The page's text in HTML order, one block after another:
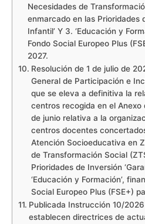
Necesidades de
enmarcado en las Prioridades
Infantil’ Y 3. ‘Educación y
Fondo Social Europeo Plus
2027.
Resolución de 1 de julio de
General de Participación e
que se eleva a definitiva la
centros recogida en el Anexo
de junio relativa a la
centros docentes
Atención Socioeducativa en
de Transformación Social
Prioridades de Inversión
‘Educación y Formación’,
Social Europeo Plus (FSE+)
Publicada Instrucción 10/
establecen directrices de